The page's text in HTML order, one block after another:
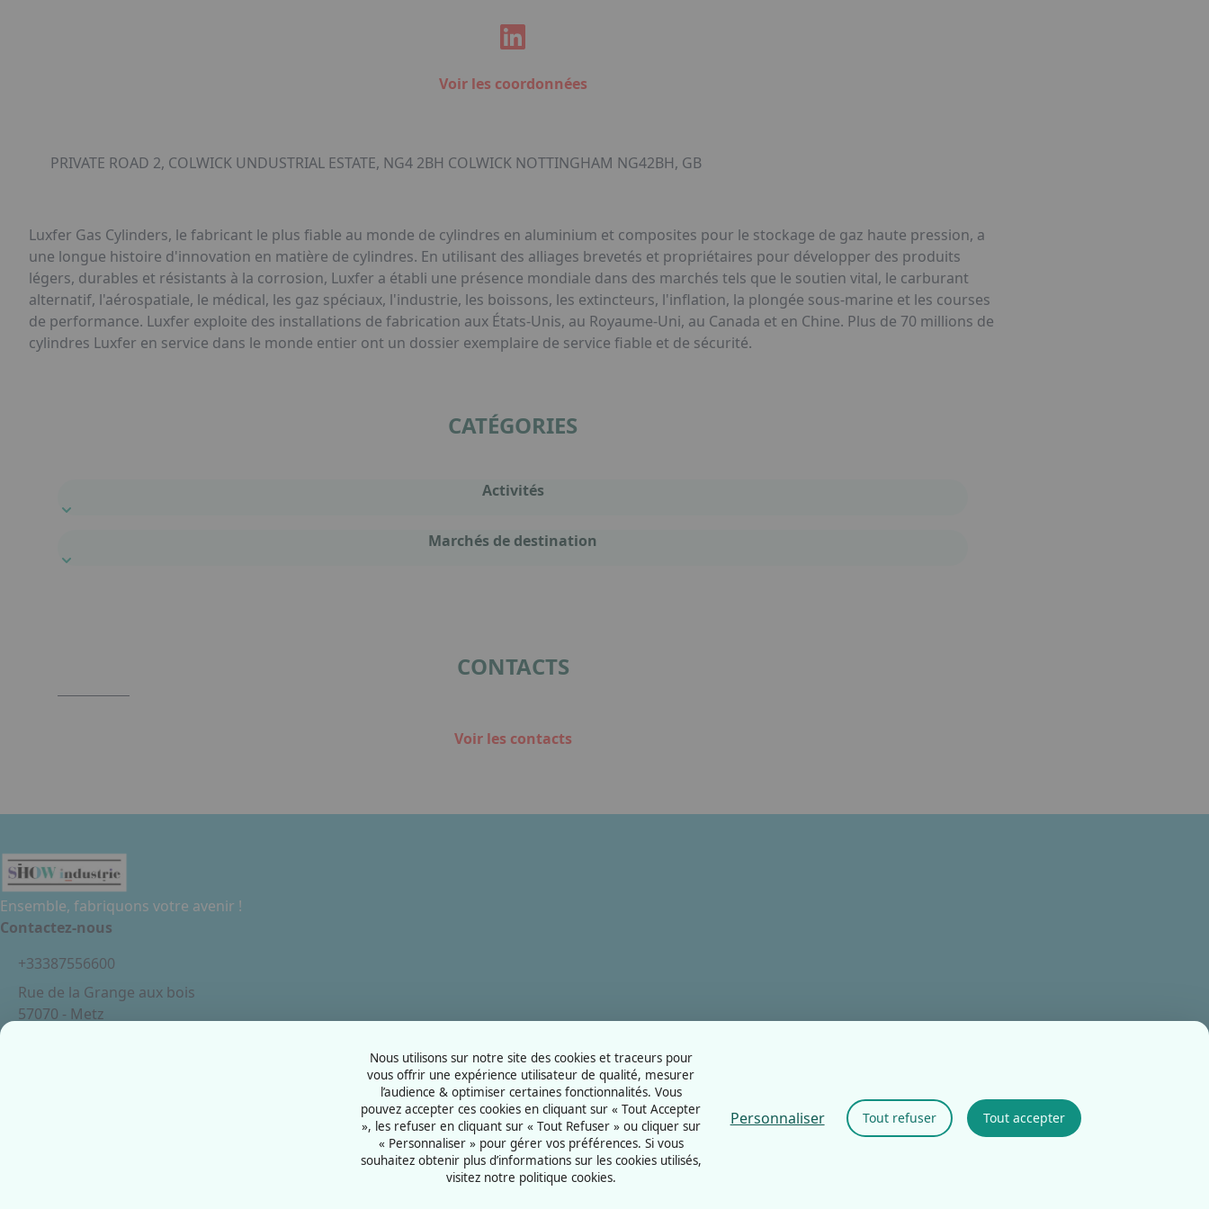
Voir les coordonnées
PRIVATE ROAD 2, COLWICK UNDUSTRIAL ESTATE, NG4 2BH COLWICK NOTTINGHAM NG42BH, GB
Luxfer Gas Cylinders, le fabricant le plus fiable au monde de cylindres en aluminium et composites pour le stockage de gaz haute pression, a
une longue histoire d'innovation en matière de cylindres. En utilisant des alliages brevetés et propriétaires pour développer des produits
légers, durables et résistants à la corrosion, Luxfer a établi une présence mondiale dans des marchés tels que le soutien vital, le carburant
alternatif, l'aérospatiale, le médical, les gaz spéciaux, l'industrie, les boissons, les extincteurs, l'inflation, la plongée sous-marine et les courses
de performance. Luxfer exploite des installations de fabrication aux États-Unis, au Royaume-Uni, au Canada et en Chine. Plus de 70 millions de
cylindres Luxfer en service dans le monde entier ont un dossier exemplaire de service fiable et de sécurité.
CATÉGORIES
Activités
Marchés de destination
CONTACTS
Voir les contacts
Ensemble, fabriquons votre avenir !
Contactez-nous
+33387556600
Rue de la Grange aux bois
57070 - Metz
Nous utilisons sur notre site des cookies et traceurs pour
vous offrir une expérience utilisateur de qualité, mesurer
l’audience & optimiser certaines fonctionnalités. Vous
pouvez accepter ces cookies en cliquant sur « Tout Accepter
», les refuser en cliquant sur « Tout Refuser » ou cliquer sur
« Personnaliser » pour gérer vos préférences. Si vous
souhaitez obtenir plus d’informations sur les cookies utilisés,
visitez notre politique cookies.
Tout accepter
Tout refuser
Personnaliser